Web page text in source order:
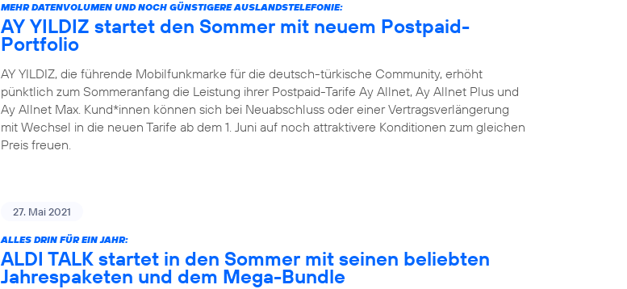
MEHR DATENVOLUMEN UND NOCH GÜNSTIGERE AUSLANDSTELEFONIE:
AY YILDIZ startet den Sommer mit neuem Postpaid-
Portfolio
AY YILDIZ, die führende Mobilfunkmarke für die deutsch-türkische Community, erhöht
pünktlich zum Sommeranfang die Leistung ihrer Postpaid-Tarife Ay Allnet, Ay Allnet Plus und
Ay Allnet Max. Kund*innen können sich bei Neuabschluss oder einer Vertragsverlängerung
mit Wechsel in die neuen Tarife ab dem 1. Juni auf noch attraktivere Konditionen zum gleichen
Preis freuen.
27. Mai 2021
ALLES DRIN FÜR EIN JAHR:
ALDI TALK startet in den Sommer mit seinen beliebten
Jahrespaketen und dem Mega-Bundle